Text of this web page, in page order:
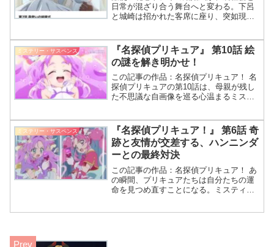
日常が混ざり合う舞台へと変わる。下呂
と城崎は招かれた客席に座り、突如現れ
る。今回も蟲使いトシキの花嫁さんが…
だわね！ それって結婚式でバトルと
か！？そうそう、下呂と城崎も巻き込ま
れるわけだ！
ミステリー・サスペンス
『名探偵プリキュア』 第10話 絵
の謎を解き明かせ！
この記事の作品：名探偵プリキュア！ 名
探偵プリキュアの第10話は、母親が残し
た不思議な自画像を巡る心温まるミステ
峙します。 今日も素敵な探偵物語に出会
えるね！ そうです
ミステリー・サスペンス
『名探偵プリキュア！』 第6話 奇
跡と友情が交差する、ハンニンダ
ーとの最終対決
この記事の作品：名探偵プリキュア！ あ
の瞬間、プリキュアたちは自分たちの運
命を見つめ直すことになる。ミスティッ